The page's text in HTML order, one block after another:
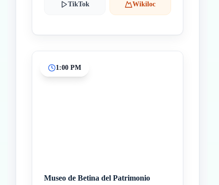
TikTok Wikiloc
1:00 PM
Museo de Betina del Patrimonio